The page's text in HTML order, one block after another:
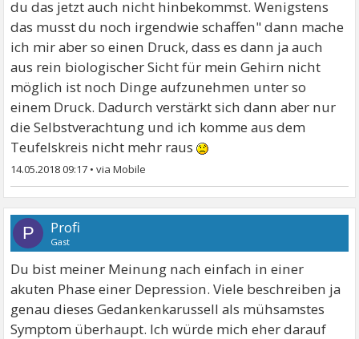
du das jetzt auch nicht hinbekommst. Wenigstens
das musst du noch irgendwie schaffen" dann mache
ich mir aber so einen Druck, dass es dann ja auch
aus rein biologischer Sicht für mein Gehirn nicht
möglich ist noch Dinge aufzunehmen unter so
einem Druck. Dadurch verstärkt sich dann aber nur
die Selbstverachtung und ich komme aus dem
Teufelskreis nicht mehr raus
14.05.2018 09:17 •
P Profi
Gast
Du bist meiner Meinung nach einfach in einer
akuten Phase einer Depression. Viele beschreiben ja
genau dieses Gedankenkarussell als mühsamstes
Symptom überhaupt. Ich würde mich eher darauf